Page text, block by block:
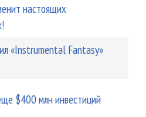
настоящих
«Instrumental Fantasy»
$400 млн инвестиций